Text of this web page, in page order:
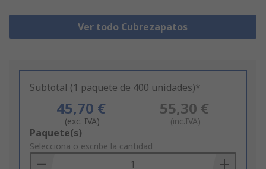
Ver todo Cubrezapatos
Subtotal (1 paquete de 400 unidades)*
45,70 €
(exc. IVA)
55,30 €
(inc.IVA)
Add
to
Basket
Paquete(s)
Selecciona o escribe la cantidad